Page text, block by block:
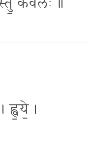
ह्व॒ये॒ ।